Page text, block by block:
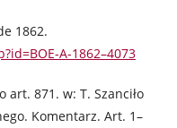
1862.
A-1862–4073
art. 871. w: T. Szanciło
Komentarz. Art. 1–